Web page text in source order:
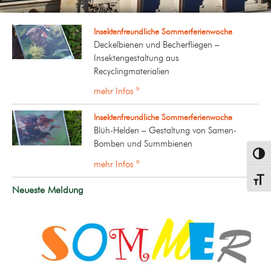
Insektenfreundliche Sommerferienwoche
Deckelbienen und Becherfliegen –
Insektengestaltung aus
Recyclingmaterialien
mehr Infos »
Insektenfreundliche Sommerferienwoche
Blüh-Helden – Gestaltung von Samen-
Bomben und Summbienen
mehr Infos »
Neueste Meldung